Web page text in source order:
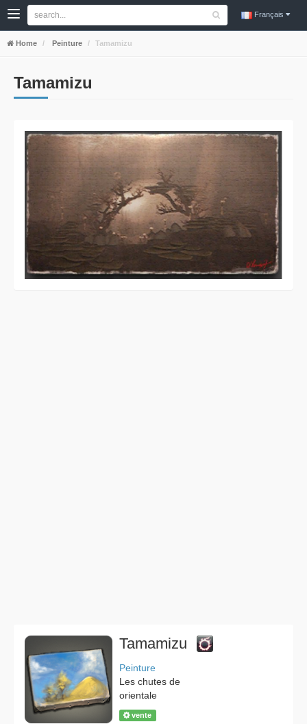
Français
Home Peinture Tamamizu
Tamamizu
Tamamizu
Peinture
Les chutes de
orientale
vente